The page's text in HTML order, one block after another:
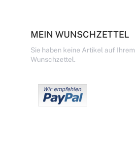
MEIN WUNSCHZETTEL
Sie haben keine Artikel auf Ihrem
Wunschzettel.